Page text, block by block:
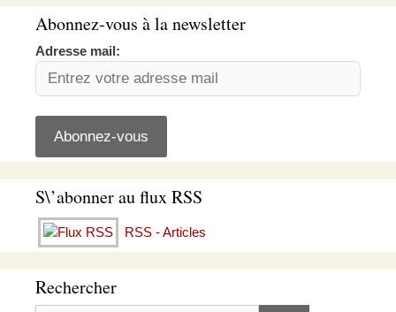
Abonnez-vous à la newsletter
Adresse mail:
S\’abonner au flux RSS
RSS - Articles
Rechercher